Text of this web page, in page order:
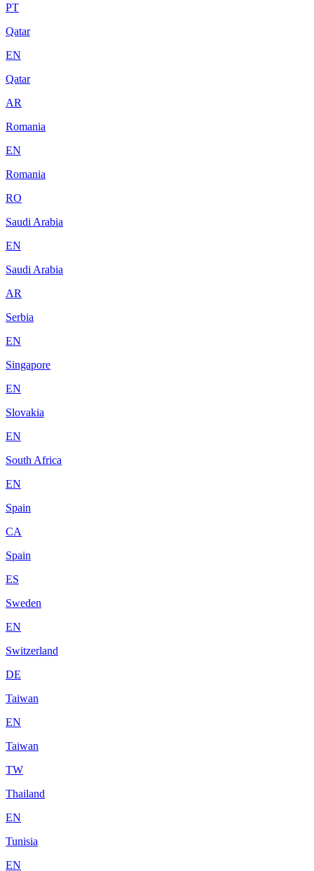
PT
Qatar
EN
Qatar
AR
Romania
EN
Romania
RO
Saudi Arabia
EN
Saudi Arabia
AR
Serbia
EN
Singapore
EN
Slovakia
EN
South Africa
EN
Spain
CA
Spain
ES
Sweden
EN
Switzerland
DE
Taiwan
EN
Taiwan
TW
Thailand
EN
Tunisia
EN